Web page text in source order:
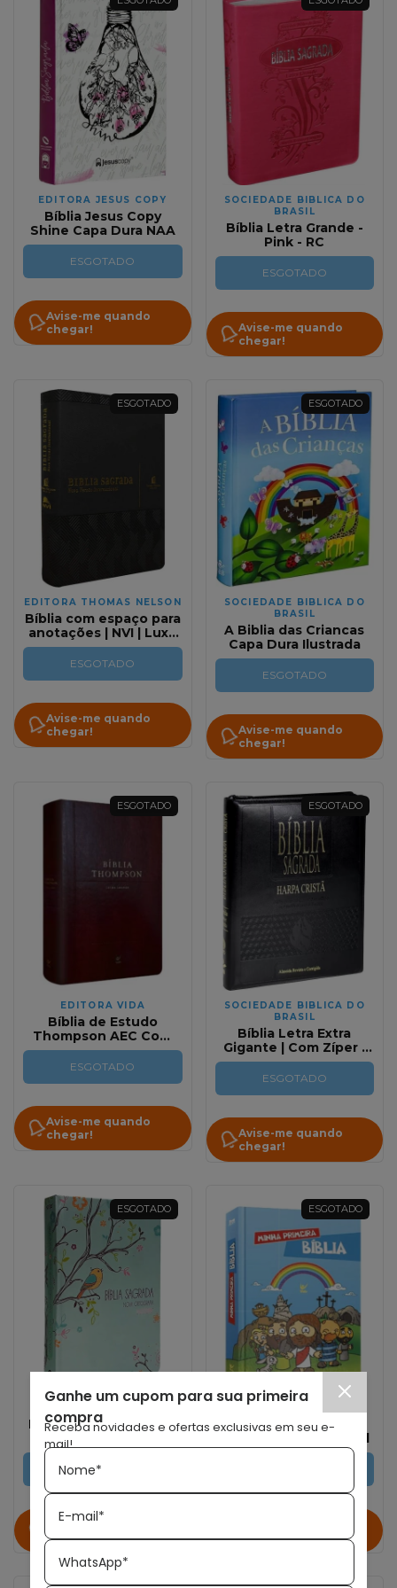
EDITORA JESUS COPY
Bíblia Jesus Copy
Shine Capa Dura NAA
ESGOTADO
Avise-me quando
chegar!
SOCIEDADE BIBLICA DO
BRASIL
Bíblia Letra Grande -
Pink - RC
ESGOTADO
Avise-me quando
chegar!
ESGOTADO
EDITORA THOMAS NELSON
Bíblia com espaço para
anotações | NVI | Luxo
Preto
ESGOTADO
Avise-me quando
chegar!
ESGOTADO
SOCIEDADE BIBLICA DO
BRASIL
A Biblia das Criancas
Capa Dura Ilustrada
ESGOTADO
Avise-me quando
chegar!
ESGOTADO
EDITORA VIDA
Bíblia de Estudo
Thompson AEC Com
Letra Grande Luxo
Vinho Com Índice
ESGOTADO
Avise-me quando
chegar!
ESGOTADO
SOCIEDADE BIBLICA DO
BRASIL
Bíblia Letra Extra
Gigante | Com Zíper |
Preta | RC
ESGOTADO
Avise-me quando
chegar!
ESGOTADO
EDITORA GEOGRAFICA
Bíblia Nova Ortografia
Verde Com Lateral
Artistica NVI
ESGOTADO
Avise-me quando
chegar!
ESGOTADO
Minha Primeira Bíblia
Vida | Joan G. Angurell
chegar!
Ganhe um cupom para sua primeira
compra
Receba novidades e ofertas exclusivas em seu e-
mail!
Nome*
E-mail*
WhatsApp*